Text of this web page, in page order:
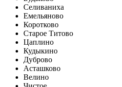
Селиваниха
Емельяново
Коротково
Старое Титово
Цаплино
Кудыкино
Дуброво
Асташково
Велино